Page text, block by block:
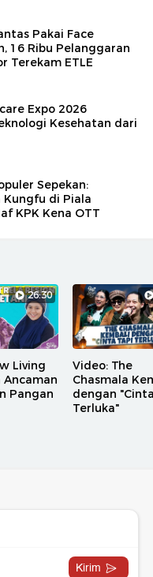
Pakai Face
16 Ribu Pelanggaran
Terekam ETLE
Expo 2026
Kesehatan dari
Sepekan:
Kungfu di Piala
KPK Kena OTT
26:30
Living
Ancaman
Pangan
Video: The
Chasmala
dengan
Terluka"